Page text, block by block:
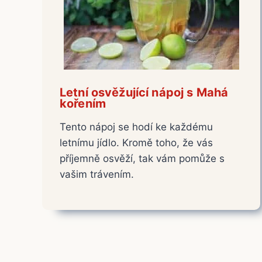
Letní osvěžující nápoj s Mahá
kořením
Tento nápoj se hodí ke každému
letnímu jídlo. Kromě toho, že vás
příjemně osvěží, tak vám pomůže s
vašim trávením.